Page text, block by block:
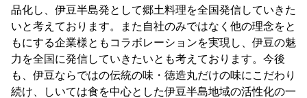
品化し、伊豆半島発として郷土料理を全国発信していきた
いと考えております。また自社のみではなく他の理念をと
もにする企業様ともコラボレーションを実現し、伊豆の魅
力を全国に発信していきたいとも考えております。今後
も、伊豆ならではの伝統の味・徳造丸だけの味にこだわり
続け、しいては食を中心とした伊豆半島地域の活性化の一